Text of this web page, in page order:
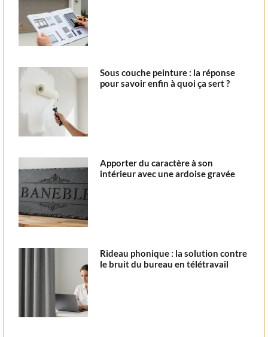
Sous couche peinture : la réponse
pour savoir enfin à quoi ça sert ?
Apporter du caractère à son
intérieur avec une ardoise gravée
Rideau phonique : la solution contre
le bruit du bureau en télétravail